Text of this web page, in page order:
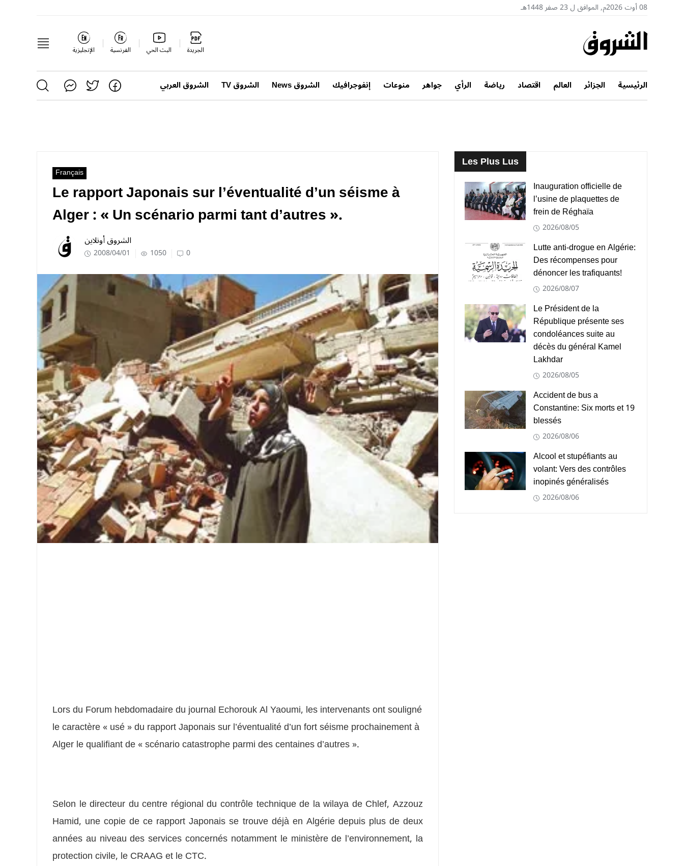
08 أوت 2026م, الموافق ل 23 صفر 1448هـ
الجريدة البث الحي الفرنسية الإنجليزية
الرئيسية الجزائر العالم اقتصاد رياضة الرأي جواهر منوعات إنفوجرافيك الشروق News الشروق TV الشروق العربي
Français
Le rapport Japonais sur l’éventualité d’un séisme à
Alger : « Un scénario parmi tant d’autres ».
الشروق أونلاين
2008/04/01 1050 0
Lors du Forum hebdomadaire du journal Echorouk Al Yaoumi, les intervenants ont souligné
le caractère « usé » du rapport Japonais sur l’éventualité d’un fort séisme prochainement à
Alger le qualifiant de « scénario catastrophe parmi des centaines d’autres ».
Selon le directeur du centre régional du contrôle technique de la wilaya de Chlef, Azzouz
Hamid, une copie de ce rapport Japonais se trouve déjà en Algérie depuis plus de deux
années au niveau des services concernés notamment le ministère de l’environnement, la
protection civile, le CRAAG et le CTC.
Les Plus Lus
Inauguration officielle de
l’usine de plaquettes de
frein de Réghaïa
2026/08/05
Lutte anti-drogue en Algérie:
Des récompenses pour
dénoncer les trafiquants!
2026/08/07
Le Président de la
République présente ses
condoléances suite au
décès du général Kamel
Lakhdar
2026/08/05
Accident de bus a
Constantine: Six morts et 19
blessés
2026/08/06
Alcool et stupéfiants au
volant: Vers des contrôles
inopinés généralisés
2026/08/06